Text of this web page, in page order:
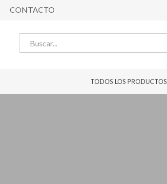
CONTACTO
TODOS LOS PRODUCTOS